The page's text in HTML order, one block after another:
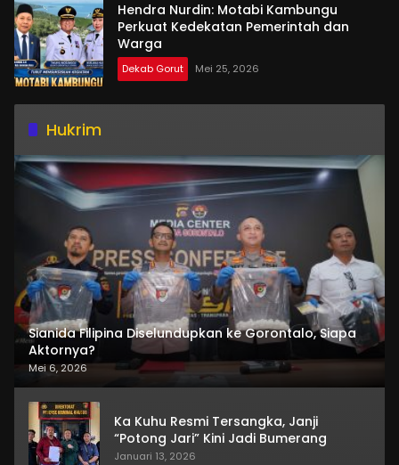
Hendra Nurdin: Motabi Kambungu
Perkuat Kedekatan Pemerintah dan
Warga
Dekab Gorut Mei 25, 2026
Hukrim
Sianida Filipina Diselundupkan ke Gorontalo, Siapa
Aktornya?
Mei 6, 2026
Ka Kuhu Resmi Tersangka, Janji
“Potong Jari” Kini Jadi Bumerang
Januari 13, 2026